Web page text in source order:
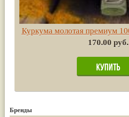
Куркума молотая премиум
170.00 руб.
Бренды